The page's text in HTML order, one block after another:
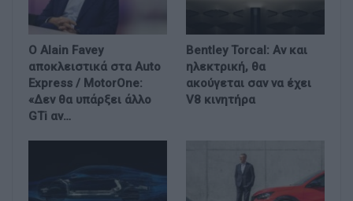
Ο Alain Favey
αποκλειστικά στα Auto
Express / MotorOne:
«Δεν θα υπάρξει άλλο
GTi αν…
Bentley Torcal: Αν και
ηλεκτρική, θα
ακούγεται σαν να έχει
V8 κινητήρα